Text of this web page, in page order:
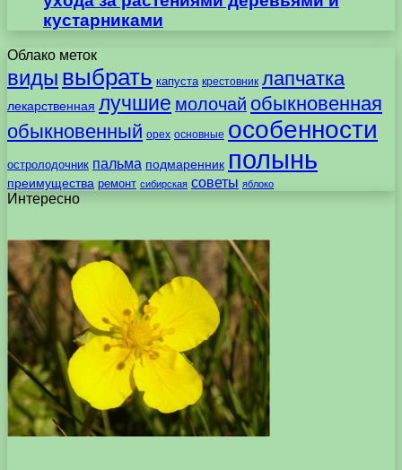
кустарниками
Облако меток
виды выбрать капуста крестовник лапчатка
лекарственная лучшие молочай обыкновенная
обыкновенный орех основные особенности
остролодочник пальма подмаренник полынь
преимущества ремонт сибирская советы яблоко
Интересно